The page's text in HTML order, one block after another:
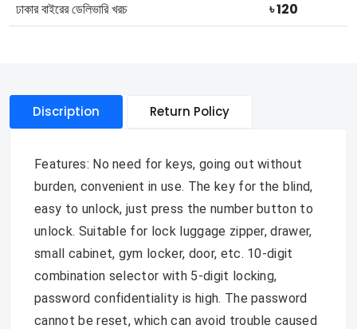
ঢাকার বাইরের ডেলিভারি খরচ
৳ 120
Discription Return Policy
Features: No need for keys, going out without
burden, convenient in use. The key for the blind,
easy to unlock, just press the number button to
unlock. Suitable for lock luggage zipper, drawer,
small cabinet, gym locker, door, etc. 10-digit
combination selector with 5-digit locking,
password confidentiality is high. The password
cannot be reset, which can avoid trouble caused